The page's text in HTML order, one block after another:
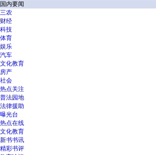
国内要闻
三农
财经
科技
体育
娱乐
汽车
文化教育
房产
社会
热点关注
普法园地
法律援助
曝光台
热点在线
文化教育
新书书讯
精彩书评